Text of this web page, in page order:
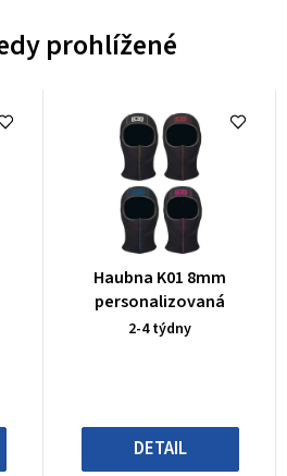
prohlížené
Průměrné
hodnocení
produktu
hvězdiček.
Haubna K01 8mm
personalizovaná
2-4 týdny
DETAIL